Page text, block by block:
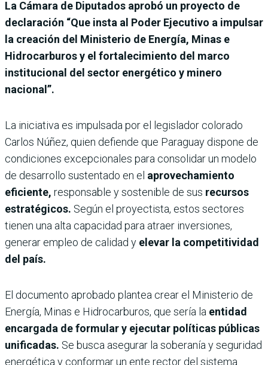
La Cámara de Diputados aprobó un proyecto de
declaración “Que insta al Poder Ejecutivo a impulsar
la creación del Ministerio de Energía, Minas e
Hidrocarburos y el fortalecimiento del marco
institucional del sector energético y minero
nacional”.
La iniciativa es impulsada por el legislador colorado
Carlos Núñez, quien defiende que Paraguay dispone de
condiciones excepcionales para consolidar un modelo
de desarrollo sustentado en el aprovechamiento
eficiente, responsable y sostenible de sus recursos
estratégicos. Según el proyectista, estos sectores
tienen una alta capacidad para atraer inversiones,
generar empleo de calidad y elevar la competitividad
del país.
El documento aprobado plantea crear el Ministerio de
Energía, Minas e Hidrocarburos, que sería la entidad
encargada de formular y ejecutar políticas públicas
unificadas. Se busca asegurar la soberanía y seguridad
energética y conformar un ente rector del sistema